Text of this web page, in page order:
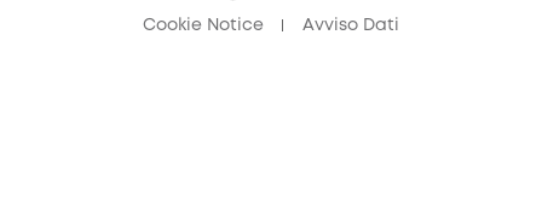
Cookie Notice Avviso Dati